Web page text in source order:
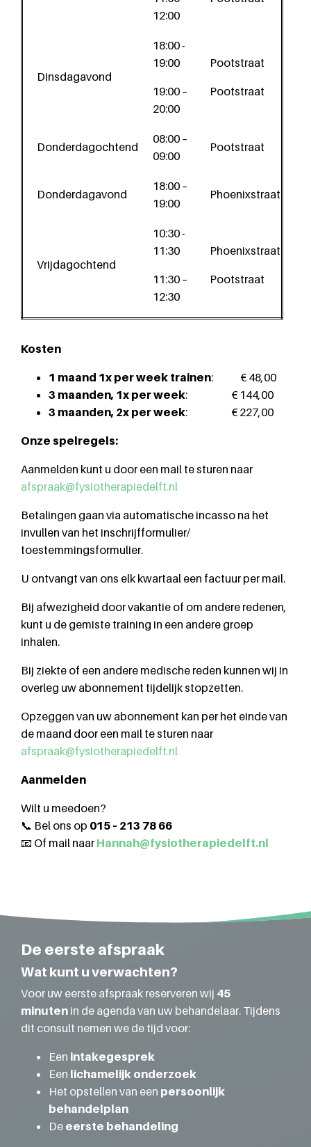
12:00
Dinsdagavond
18:00 -
19:00
19:00 –
20:00
Pootstraat
Pootstraat
Donderdagochtend
08:00 –
09:00
Pootstraat
Donderdagavond
18:00 –
19:00
Phoenixstraat
Vrijdagochtend
10:30 -
11:30
11:30 –
12:30
Phoenixstraat
Pootstraat
Kosten
1 maand 1x per week trainen: € 48,00
3 maanden, 1x per week: € 144,00
3 maanden, 2x per week: € 227,00
Onze spelregels:
Aanmelden kunt u door een mail te sturen naar
afspraak@fysiotherapiedelft.nl
Betalingen gaan via automatische incasso na het
invullen van het inschrijfformulier/
toestemmingsformulier.
U ontvangt van ons elk kwartaal een factuur per mail.
Bij afwezigheid door vakantie of om andere redenen,
kunt u de gemiste training in een andere groep
inhalen.
Bij ziekte of een andere medische reden kunnen wij in
overleg uw abonnement tijdelijk stopzetten.
Opzeggen van uw abonnement kan per het einde van
de maand door een mail te sturen naar
afspraak@fysiotherapiedelft.nl
Aanmelden
Wilt u meedoen?
📞 Bel ons op 015 – 213 78 66
📧 Of mail naar Hannah@fysiotherapiedelft.nl
De eerste afspraak
Wat kunt u verwachten?
Voor uw eerste afspraak reserveren wij 45
minuten in de agenda van uw behandelaar. Tijdens
dit consult nemen we de tijd voor:
Een intakegesprek
Een lichamelijk onderzoek
Het opstellen van een persoonlijk
behandelplan
De eerste behandeling